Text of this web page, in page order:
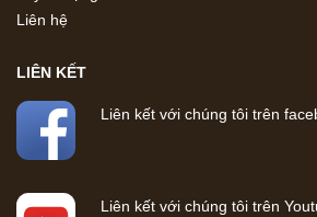
Liên hệ
LIÊN KẾT
Liên kết với chúng tôi trên
Liên kết với chúng tôi trên